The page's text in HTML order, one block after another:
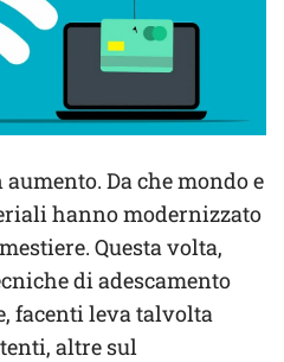
Da che mondo e
hanno modernizzato
Questa volta,
di adescamento
facenti leva talvolta
altre sul